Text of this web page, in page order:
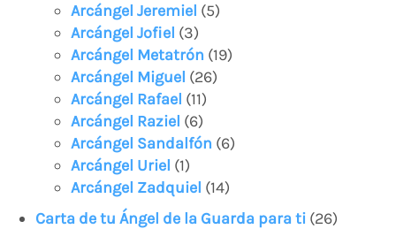
Arcángel Jeremiel (5)
Arcángel Jofiel (3)
Arcángel Metatrón (19)
Arcángel Miguel (26)
Arcángel Rafael (11)
Arcángel Raziel (6)
Arcángel Sandalfón (6)
Arcángel Uriel (1)
Arcángel Zadquiel (14)
Carta de tu Ángel de la Guarda para ti (26)